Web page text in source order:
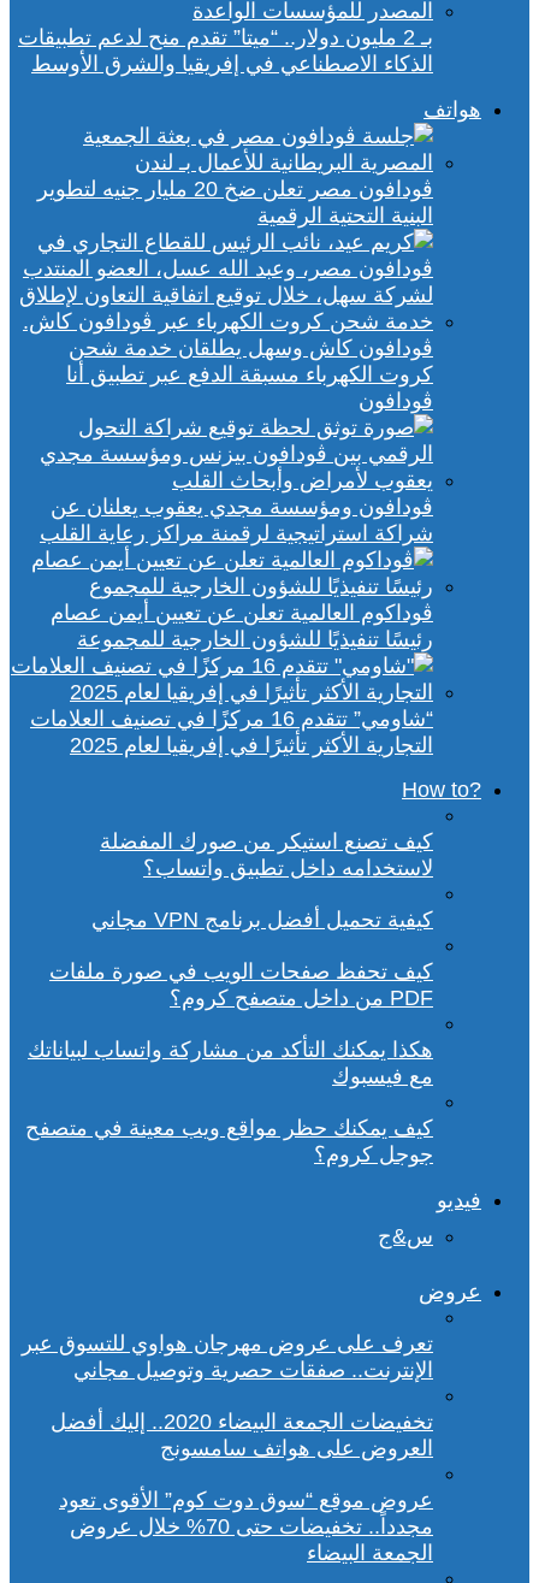
بـ 2 مليون دولار.. “ميتا” تقدم منح لدعم تطبيقات
الذكاء الاصطناعي في إفريقيا والشرق الأوسط
هواتف
ڤودافون مصر تعلن ضخ 20 مليار جنيه لتطوير
البنية التحتية الرقمية
ڤودافون كاش وسهل يطلقان خدمة شحن
كروت الكهرباء مسبقة الدفع عبر تطبيق أنا
ڤودافون
ڤودافون ومؤسسة مجدي يعقوب يعلنان عن
شراكة استراتيجية لرقمنة مراكز رعاية القلب
ڤوداكوم العالمية تعلن عن تعيين أيمن عصام
رئيسًا تنفيذيًا للشؤون الخارجية للمجموعة
“شاومي” تتقدم 16 مركزًا في تصنيف العلامات
التجارية الأكثر تأثيرًا في إفريقيا لعام 2025
?How to
كيف تصنع استيكر من صورك المفضلة
لاستخدامه داخل تطبيق واتساب؟
كيفية تحميل أفضل برنامج VPN مجاني
كيف تحفظ صفحات الويب في صورة ملفات
PDF من داخل متصفح كروم؟
هكذا يمكنك التأكد من مشاركة واتساب لبياناتك
مع فيسبوك
كيف يمكنك حظر مواقع ويب معينة في متصفح
جوجل كروم؟
فيديو
س&ج
عروض
تعرف على عروض مهرجان هواوي للتسوق عبر
الإنترنت.. صفقات حصرية وتوصيل مجاني
تخفيضات الجمعة البيضاء 2020.. إليك أفضل
العروض على هواتف سامسونج
عروض موقع “سوق دوت كوم” الأقوى تعود
مجدداً.. تخفيضات حتى 70% خلال عروض
الجمعة البيضاء